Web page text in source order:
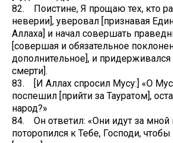
82. Поистине, Я прощаю тех, кто
неверии], уверовал [признавая
Аллаха] и начал совершать
[совершая и обязательное
дополнительное], и
смерти].
83. [И Аллах спросил Мусу:] «О
поспешил [прийти за Тауратом],
народ?»
84. Он ответил: «Они идут за мной
поторопился к Тебе, Господи,